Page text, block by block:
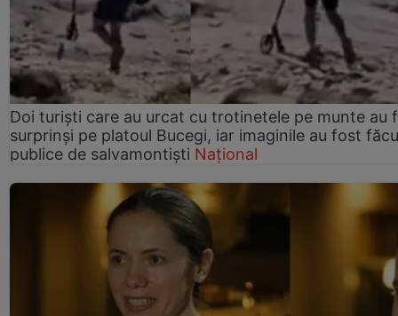
Doi turiști care au urcat cu trotinetele pe munte au
surprinși pe platoul Bucegi, iar imaginile au fost
publice de salvamontiști Național